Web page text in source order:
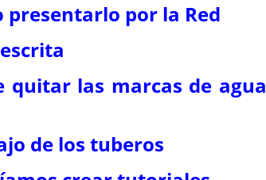
por la Red
quitar las marcas de agua
de los tuberos